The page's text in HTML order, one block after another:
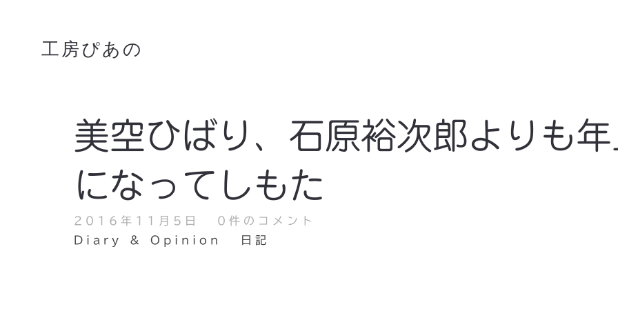
工房ぴあの
美空ひばり、石原裕次郎よりも
になってしもた
2016年11月5日
0件のコメント
Diary & Opinion
日記